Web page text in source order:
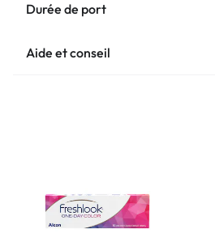
Durée de port
Aide et conseil